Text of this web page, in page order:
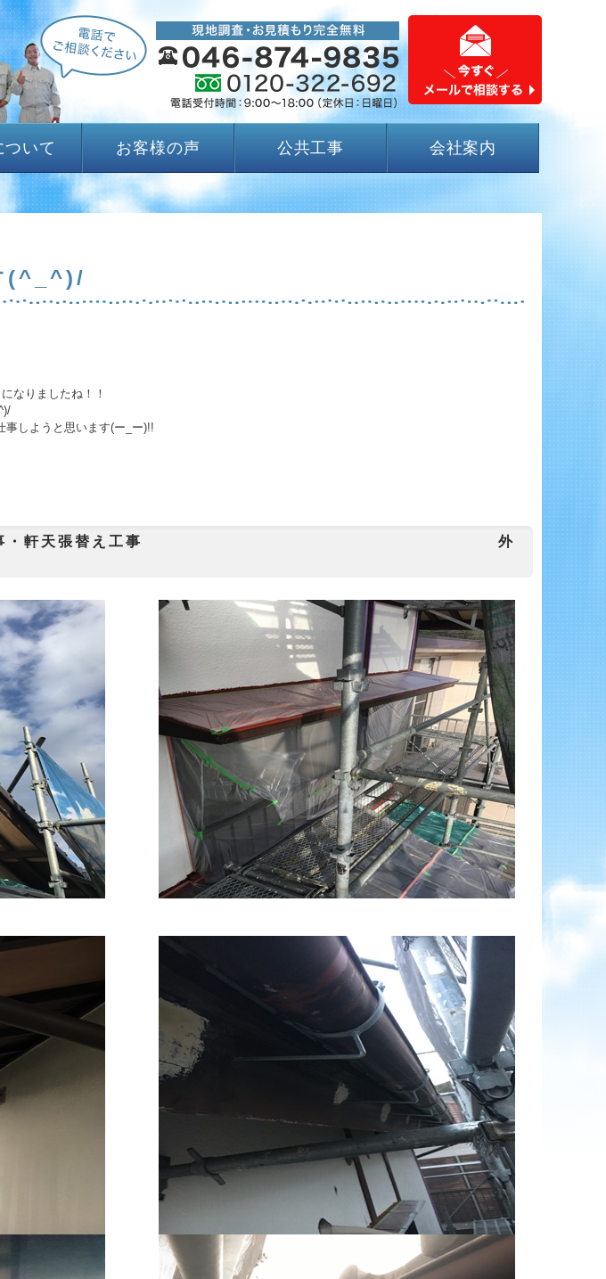
ついて お客様の声 公共工事 会社案内
(^_^)/
なりましたね！！
事しようと思います(ー_ー)!!
外壁塗装工事・軒天張替え工事 外